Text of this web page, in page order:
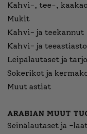
Kahvi-, tee-,
Mukit
Kahvi- ja teekannut
Kahvi- ja
Leipälautaset ja
Sokerikot ja
Muut astiat
ARABIAN MUUT
Seinälautaset ja -